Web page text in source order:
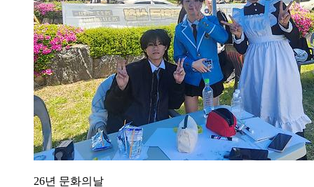
26년 문화의날